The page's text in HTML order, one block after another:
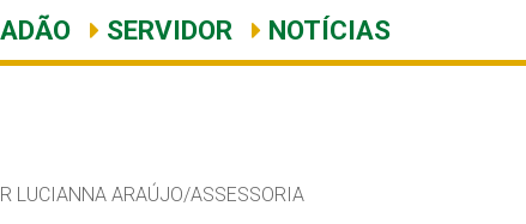
SERVIDOR NOTÍCIAS
LUCIANNA ARAÚJO/ASSESSORIA